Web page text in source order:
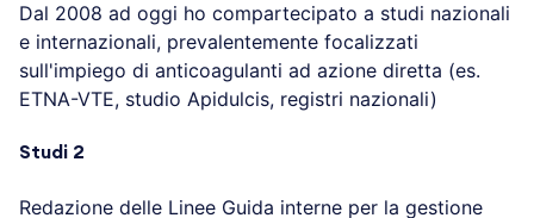
Dal 2008 ad oggi ho compartecipato a studi nazionali
e internazionali, prevalentemente focalizzati
sull'impiego di anticoagulanti ad azione diretta (es.
ETNA-VTE, studio Apidulcis, registri nazionali)
Studi 2
Redazione delle Linee Guida interne per la gestione